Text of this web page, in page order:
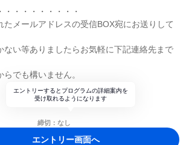
・・・・・・・・・
たメールアドレスの受信BOX宛にお送りして
ない等ありましたらお気軽に下記連絡先まで
でも構いません。
エントリーするとプログラムの詳細案内を
受け取れるようになります
締切：なし
エントリー画面へ